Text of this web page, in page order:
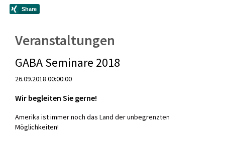
Unternehmen
Kunden
Leistungen
US Markt
Neuigkeiten
Veranstaltungen
GABA Seminare 2018
26.09.2018 00:00:00
Wir begleiten Sie gerne!
Amerika ist immer noch das Land der unbegrenzten
Möglichkeiten!